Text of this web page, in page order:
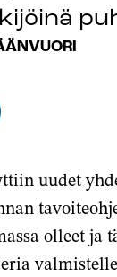
uudet
olleet ja